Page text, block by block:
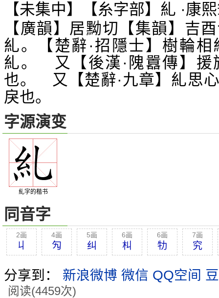
【未集中】【糸字部】糺 ·康
【廣韻】居黝切【集韻】吉
糺。【楚辭·招隱士】樹輪
糺。 又【後漢·隗囂傳】援
也。 又【楚辭·九章】糺思
戾也。
字源演变
糺字的楷书
同音字
2画
丩
4画
勼
5画
纠
6画
朻
6画
牞
7画
究
分享到： 新浪微博 微信 QQ空间
阅读(4459次)